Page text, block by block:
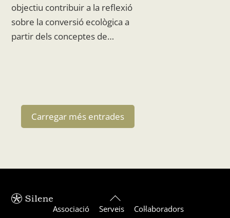
objectiu contribuir a la reflexió
sobre la conversió ecològica a
partir dels conceptes de…
Carregar més entrades
Back
To
Associació Serveis Col·laboradors